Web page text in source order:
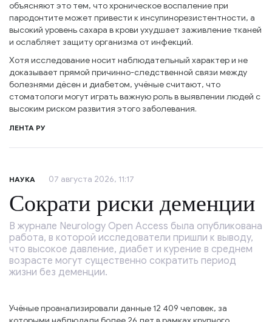
объясняют это тем, что хроническое воспаление при
пародонтите может привести к инсулинорезистентности, а
высокий уровень сахара в крови ухудшает заживление тканей
и ослабляет защиту организма от инфекций.
Хотя исследование носит наблюдательный характер и не
доказывает прямой причинно-следственной связи между
болезнями дёсен и диабетом, учёные считают, что
стоматологи могут играть важную роль в выявлении людей с
высоким риском развития этого заболевания.
ЛЕНТА РУ
НАУКА 07 августа 2026, 11:17
Сократи риски деменции
В журнале Neurology Open Access была опубликована
работа, в которой исследователи пришли к выводу,
что высокое давление, диабет и курение в среднем
возрасте могут существенно сократить период
жизни без деменции.
Учёные проанализировали данные 12 409 человек, за